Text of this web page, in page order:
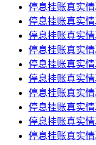
停息挂账真实
停息挂账真实
停息挂账真实
停息挂账真实
停息挂账真实
停息挂账真实
停息挂账真实
停息挂账真实
停息挂账真实
停息挂账真实